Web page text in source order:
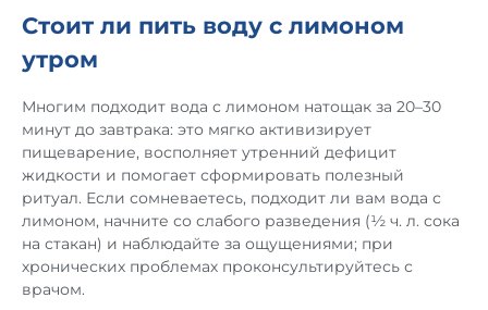
Стоит ли пить воду с лимоном
утром
Многим подходит вода с лимоном натощак за 20–30
минут до завтрака: это мягко активизирует
пищеварение, восполняет утренний дефицит
жидкости и помогает сформировать полезный
ритуал. Если сомневаетесь, подходит ли вам вода с
лимоном, начните со слабого разведения (½ ч. л. сока
на стакан) и наблюдайте за ощущениями; при
хронических проблемах проконсультируйтесь с
врачом.
• выше 9 этажа — согласовывается отдельно